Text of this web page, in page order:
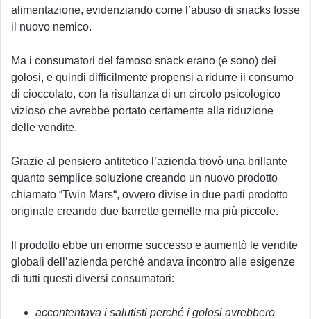
alimentazione, evidenziando come l’abuso di snacks fosse
il nuovo nemico.
Ma i consumatori del famoso snack erano (e sono) dei
golosi, e quindi difficilmente propensi a ridurre il consumo
di cioccolato, con la risultanza di un circolo psicologico
vizioso che avrebbe portato certamente alla riduzione
delle vendite.
Grazie al pensiero antitetico l’azienda trovò una brillante
quanto semplice soluzione creando un nuovo prodotto
chiamato “Twin Mars“, ovvero divise in due parti prodotto
originale creando due barrette gemelle ma più piccole.
Il prodotto ebbe un enorme successo e aumentò le vendite
globali dell’azienda perché andava incontro alle esigenze
di tutti questi diversi consumatori:
accontentava i salutisti perché i golosi avrebbero